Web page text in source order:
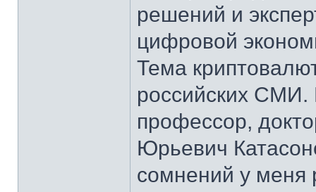
решений и
цифровой
Тема
российских СМИ.
профессор,
Юрьевич
сомнений у меня